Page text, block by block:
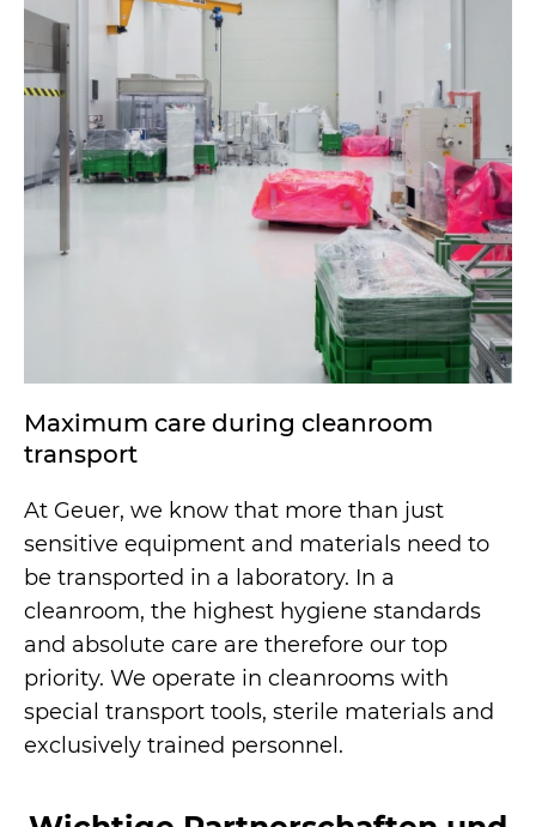
Maximum care during cleanroom
transport
At Geuer, we know that more than just
sensitive equipment and materials need to
be transported in a laboratory. In a
cleanroom, the highest hygiene standards
and absolute care are therefore our top
priority. We operate in cleanrooms with
special transport tools, sterile materials and
exclusively trained personnel.